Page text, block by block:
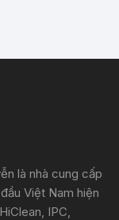
là nhà cung cấp
Việt Nam hiện
IPC,